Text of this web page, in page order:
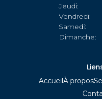
Jeudi:
Vendredi:
Samedi:
Dimanche:
AccueilÀ propos